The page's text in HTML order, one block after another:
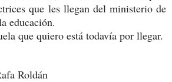
que les llegan del ministerio de
educación.
quiero está todavía por llegar.